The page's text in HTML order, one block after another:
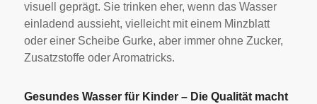
visuell geprägt. Sie trinken eher, wenn das Wasser
einladend aussieht, vielleicht mit einem Minzblatt
oder einer Scheibe Gurke, aber immer ohne Zucker,
Zusatzstoffe oder Aromatricks.
Gesundes Wasser für Kinder – Die Qualität macht